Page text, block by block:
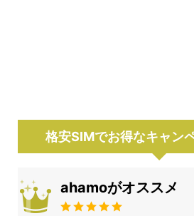
格安SIMでお得なキャン
ahamoがオススメ